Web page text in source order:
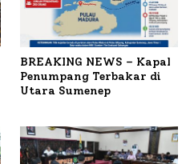
BREAKING NEWS – Kapal
Penumpang Terbakar di
Utara Sumenep